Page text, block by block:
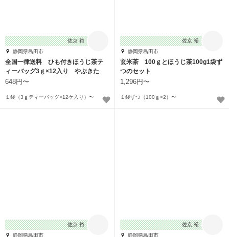
佐京 裕
静岡県島田市
全国一律送料 ひも付きほうじ茶テ
ィーバッグ3ｇ×12入り やぶきた
100％
648円〜
１袋（3ｇティーバッグ×12ケ入り）〜
佐京 裕
静岡県島田市
玄米茶 100ｇとほうじ茶100g1袋ず
つのセット
1,296円〜
１袋ずつ（100ｇ×2）〜
佐京 裕
静岡県島田市
佐京 裕
静岡県島田市